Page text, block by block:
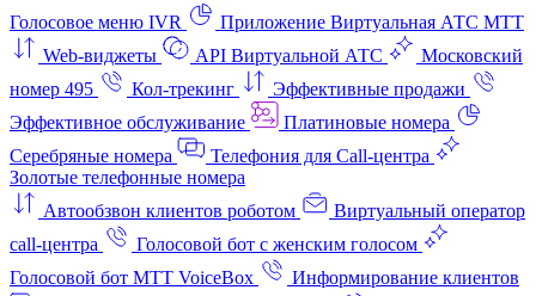
Голосовое меню IVR
Приложение Виртуальная АТС МТТ
Web-виджеты
API Виртуальной АТС
Московский
номер 495
Кол-трекинг
Эффективные продажи
Эффективное обслуживание
Платиновые номера
Серебряные номера
Телефония для Call-центра
Золотые телефонные номера
Автообзвон клиентов роботом
Виртуальный оператор
call-центра
Голосовой бот с женским голосом
Голосовой бот МТТ VoiceBox
Информирование клиентов